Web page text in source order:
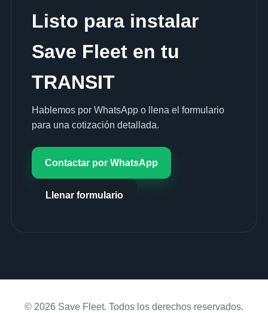
Listo para instalar
Save Fleet en tu
TRANSIT
Hablemos por WhatsApp o llena el formulario
para una cotización detallada.
Contactar por WhatsApp
Llenar formulario
© 2026 Save Fleet. Todos los derechos reservados.